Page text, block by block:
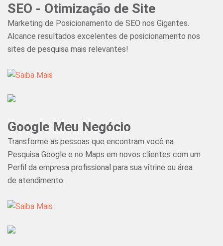
SEO - Otimização de Site
Marketing de Posicionamento de SEO nos Gigantes.
Alcance resultados excelentes de posicionamento nos
sites de pesquisa mais relevantes!
Google Meu Negócio
Transforme as pessoas que encontram você na
Pesquisa Google e no Maps em novos clientes com um
Perfil da empresa profissional para sua vitrine ou área
de atendimento.